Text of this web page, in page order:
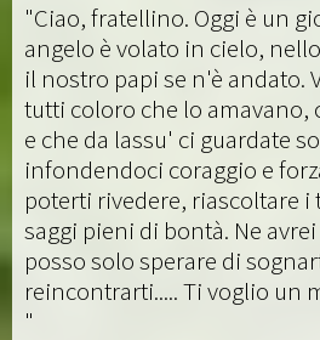
"Ciao, fratellino. Oggi è un
angelo è volato in cielo,
il nostro papi se n'è andato.
tutti coloro che lo amavano,
e che da lassu' ci guardate
infondendoci coraggio e
poterti rivedere, riascoltare
saggi pieni di bontà. Ne
posso solo sperare di
reincontrarti..... Ti voglio un
"